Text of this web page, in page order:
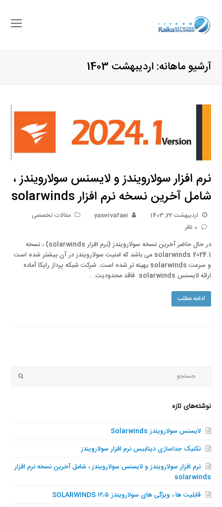
باز
آرشیو ماهانه: اردیبهشت 1403
نرم افزار سولارویندز و لایسنس سولارویندز ،
شامل آخرین نسخه نرم افزار solarwinds
اردیبهشت 22, 1403 yaservafaei
مقالات تخصصی
0 نظر
در حال حاضر آخرین نسخه سولارویندز (نرم افزار solarwinds) ، نسخه
solarwinds 2024.1 می باشد که امنیت سولارویندز در آن بیشتر شده است
و سرعت solarwinds بهینه تر شده است. شرکت شبکه پرداز رایکا آماده
ارائه لایسنس solarwinds فاقد محدودیت…
ادامه مطلب
نوشته‌های تازه
لایسنس سولارویندز Solarwinds
تکنیک جداسازی دیتابیس نرم افزار سولارویندز
نرم افزار سولارویندز و لایسنس سولارویندز ، شامل آخرین نسخه نرم افزار
solarwinds
قابلیت ها ، ویژگی های سولارویندز SOLARWINDS ۱۲٫۵